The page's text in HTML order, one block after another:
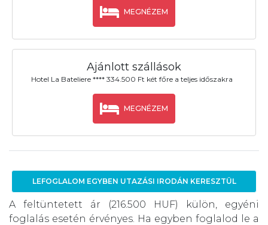
MEGNÉZEM
Ajánlott szállások
Hotel La Bateliere **** 334.500 Ft két főre a teljes időszakra
MEGNÉZEM
LEFOGLALOM EGYBEN UTAZÁSI IRODÁN KERESZTÜL
A feltüntetett ár (216.500 HUF) külön, egyéni
foglalás esetén érvényes. Ha egyben foglalod le a